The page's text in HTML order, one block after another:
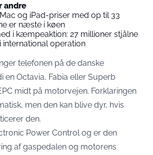
andre
og iPad-priser med op til 33
er næste i køen
i kæmpeaktion: 27 millioner stjålne
international operation
telefonen på de danske
en Octavia, Fabia eller Superb
midt på motorvejen. Forklaringen
men den kan blive dyr, hvis
den.
Power Control og er den
af gaspedalen og motorens